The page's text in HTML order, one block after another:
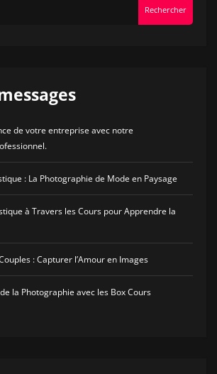
Rechercher
de votre entreprise avec notre
: La Photographie de Mode en Paysage
à Travers les Cours pour Apprendre la
: Capturer l’Amour en Images
la Photographie avec les Box Cours